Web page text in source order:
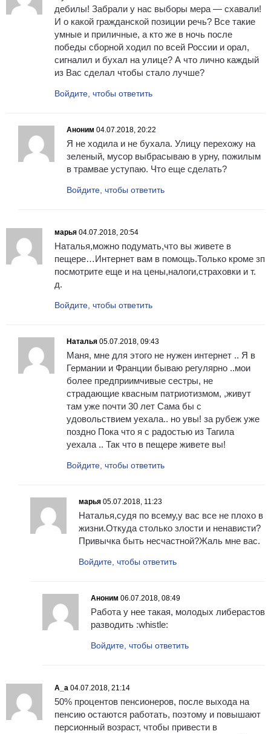
дебилы! Забрали у нас выборы мера — схавали!
И о какой гражданской позиции речь? Все такие
умные и приличные, а кто же в ночь после
победы сборной ходил по всей России и орал,
сигналил и бухал на улице? А что лично каждый
из Вас сделал чтобы стало лучше?
Войдите, чтобы ответить
Аноним 04.07.2018, 20:22
Я не ходила и не бухала. Улицу перехожу на
зеленый, мусор выбрасываю в урну, пожилым
в трамвае уступаю. Что еще сделать?
Войдите, чтобы ответить
марья 04.07.2018, 20:54
Наталья,можно подумать,что вы живете в
пещере…Интернет вам в помощь.Только кроме зп
посмотрите еще и на цены,налоги,страховки и т.
д.
Войдите, чтобы ответить
Наталья 05.07.2018, 09:43
Маня, мне для этого не нужен интернет .. Я в
Германии и Франции бываю регулярно ..мои
более предприимчивые сестры, не
страдающие квасным патриотизмом, ,живут
там уже почти 30 лет Сама бы с
удовольствием уехала.. но увы! за рубеж уже
поздно Пока что я с радостью из Тагила
уехала .. Так что в пещере живете вы!
Войдите, чтобы ответить
марья 05.07.2018, 11:23
Наталья,судя по всему,у вас все не плохо в
жизни.Откуда столько злости и ненависти?
Привычка быть несчастной?Жаль мне вас.
Войдите, чтобы ответить
Аноним 06.07.2018, 08:49
Работа у нее такая, молодых либерастов
разводить :whistle:
Войдите, чтобы ответить
А_а 04.07.2018, 21:14
50% процентов пенсионеров, после выхода на
пенсию остаются работать, поэтому и повышают
персионный возраст, чтобы привести в